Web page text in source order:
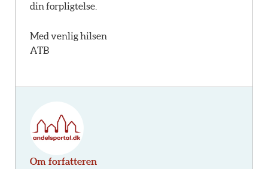
din forpligtelse.
Med venlig hilsen
ATB
Om forfatteren